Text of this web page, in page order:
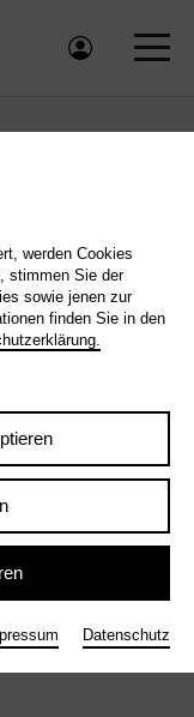
werden Cookies
stimmen Sie der
sowie jenen zur
finden Sie in den
Datenschutz